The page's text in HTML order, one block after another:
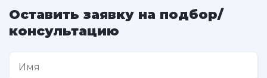
Оставить заявку на подбор/
консультацию